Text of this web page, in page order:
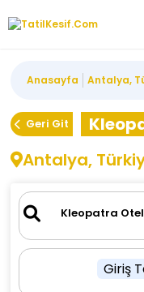
Anasayfa Antalya,
Geri Git
Antalya,
Giriş